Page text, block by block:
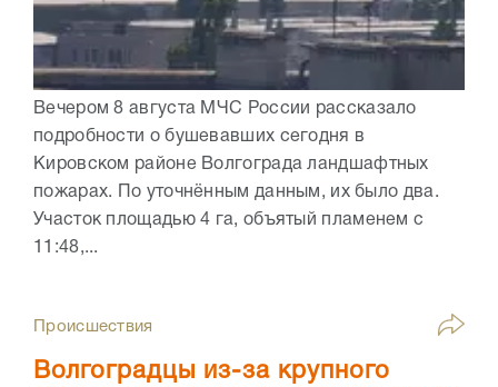
Вечером 8 августа МЧС России рассказало
подробности о бушевавших сегодня в
Кировском районе Волгограда ландшафтных
пожарах. По уточнённым данным, их было два.
Участок площадью 4 га, объятый пламенем с
11:48,...
Происшествия
Волгоградцы из-за крупного